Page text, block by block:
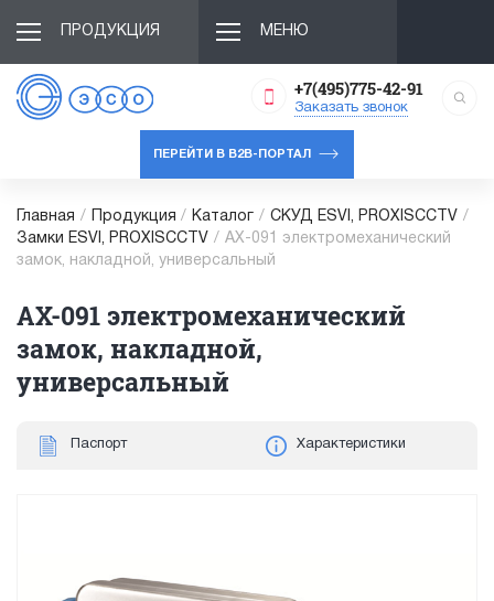
ПРОДУКЦИЯ МЕНЮ
+7(495)775-42-91
Заказать звонок
ПЕРЕЙТИ В B2B-ПОРТАЛ
Главная / Продукция / Каталог / СКУД ESVI, PROXISCCTV /
Замки ESVI, PROXISCCTV / AX-091 электромеханический
замок, накладной, универсальный
AX-091 электромеханический
замок, накладной,
универсальный
Паспорт Характеристики